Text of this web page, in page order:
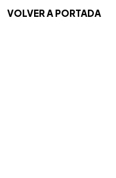
VOLVER A PORTADA